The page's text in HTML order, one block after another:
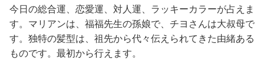
今日の総合運、恋愛運、対人運、ラッキーカラーが占えま
す。マリアンは、福福先生の孫娘で、チヨさんは大叔母で
す。独特の髪型は、祖先から代々伝えられてきた由緒ある
ものです。最初から行えます。